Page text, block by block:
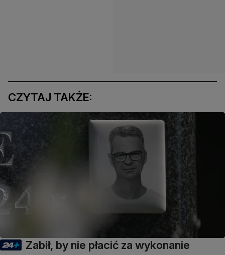
CZYTAJ TAKŻE:
Zabił, by nie płacić za wykonanie